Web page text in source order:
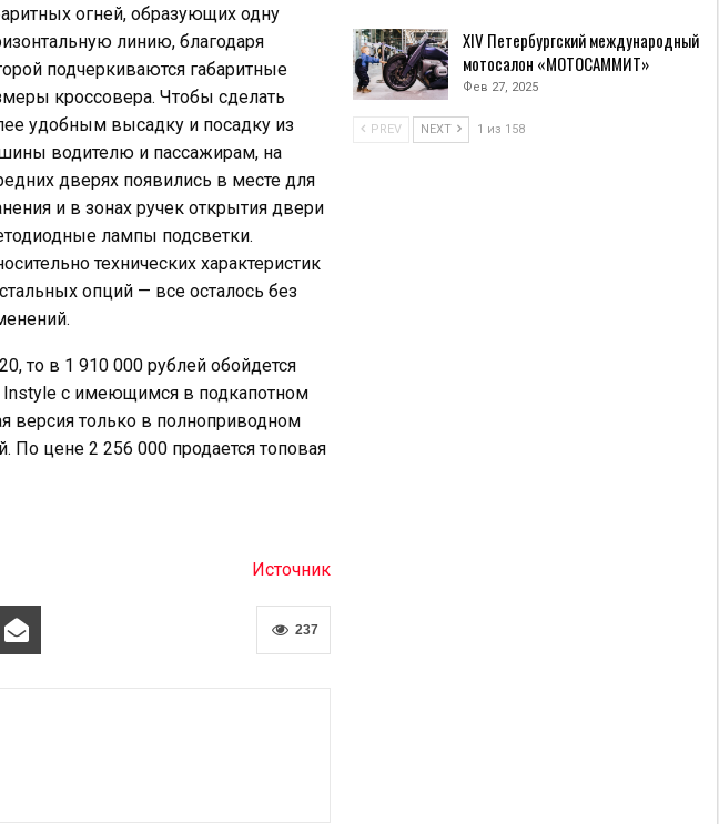
огней, образующих одну
линию, благодаря
подчеркиваются габаритные
кроссовера. Чтобы сделать
удобным высадку и посадку из
водителю и пассажирам, на
дверях появились в месте для
и в зонах ручек открытия двери
лампы подсветки.
технических характеристик
опций — все осталось без
то в 1 910 000 рублей обойдется
с имеющимся в подкапотном
версия только в полноприводном
По цене 2 256 000 продается топовая
Источник
237
XIV Петербургский международный
мотосалон «МОТОСАММИТ»
Фев 27, 2025
PREV NEXT 1 из 158